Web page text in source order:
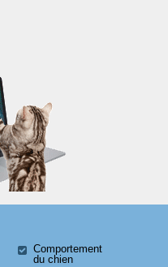
Comportement
du chien